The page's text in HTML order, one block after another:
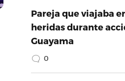
Pareja que viajaba
heridas durante
Guayama
0